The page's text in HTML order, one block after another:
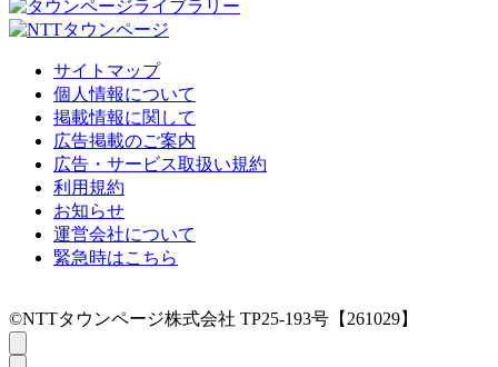
サイトマップ
個人情報について
掲載情報に関して
広告掲載のご案内
広告・サービス取扱い規約
利用規約
お知らせ
運営会社について
緊急時はこちら
©NTTタウンページ株式会社 TP25-193号【261029】